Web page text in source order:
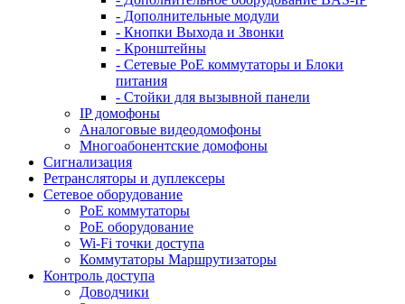
- Дополнительные модули
- Кнопки Выхода и Звонки
- Кронштейны
- Сетевые PoE коммутаторы и Блоки
питания
- Стойки для вызывной панели
IP домофоны
Аналоговые видеодомофоны
Многоабонентские домофоны
Сигнализация
Ретрансляторы и дуплексеры
Сетевое оборудование
PoE коммутаторы
PoE оборудование
Wi-Fi точки доступа
Коммутаторы Маршрутизаторы
Контроль доступа
Доводчики